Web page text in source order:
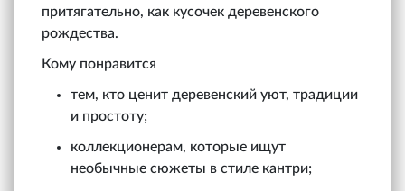
притягательно, как кусочек деревенского
рождества.
Кому понравится
тем, кто ценит деревенский уют, традиции
и простоту;
коллекционерам, которые ищут
необычные сюжеты в стиле кантри;